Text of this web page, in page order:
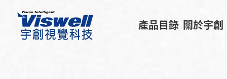
產品目錄 關於宇創